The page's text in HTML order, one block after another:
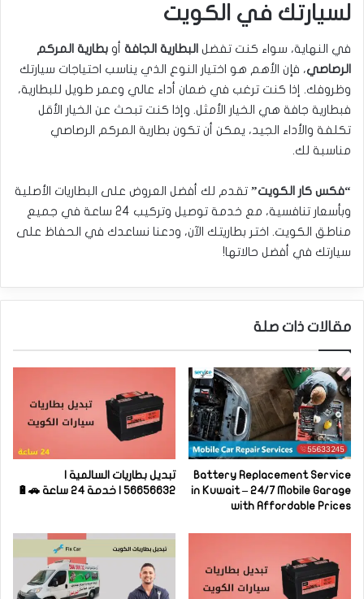
لسيارتك في الكويت
في النهاية، سواء كنت تفضل البطارية الجافة أو بطارية المركم
الرصاصي، فإن الأهم هو اختيار النوع الذي يناسب احتياجات سيارتك
وظروفك. إذا كنت ترغب في ضمان أداء عالي وعمر طويل للبطارية،
فبطارية جافة هي الخيار الأمثل. وإذا كنت تبحث عن الخيار الأقل
تكلفة والأداء الجيد، يمكن أن تكون بطارية المركم الرصاصي
مناسبة لك.
“فكس كار الكويت” تقدم لك أفضل العروض على البطاريات الأصلية
وبأسعار تنافسية، مع خدمة توصيل وتركيب 24 ساعة في جميع
مناطق الكويت. اختر بطاريتك الآن، ودعنا نساعدك في الحفاظ على
سيارتك في أفضل حالاتها!
مقالات ذات صلة
Battery Replacement Service
in Kuwait – 24/7 Mobile Garage
with Affordable Prices
تبديل بطاريات السالمية |
56656632 | خدمة 24 ساعة 🚗🔋